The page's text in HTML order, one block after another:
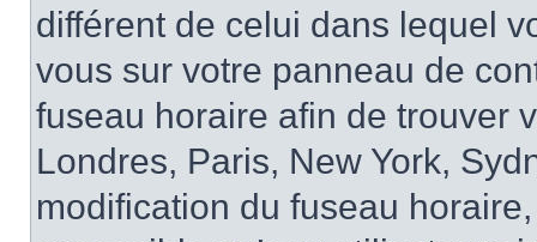
différent de celui dans lequel
vous sur votre panneau de
fuseau horaire afin de trouver
Londres, Paris, New York,
modification du fuseau